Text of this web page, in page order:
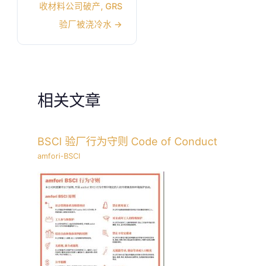
收材料公司破产, GRS
验厂被浇冷水 →
相关文章
BSCI 验厂行为守则 Code of Conduct
amfori-BSCI